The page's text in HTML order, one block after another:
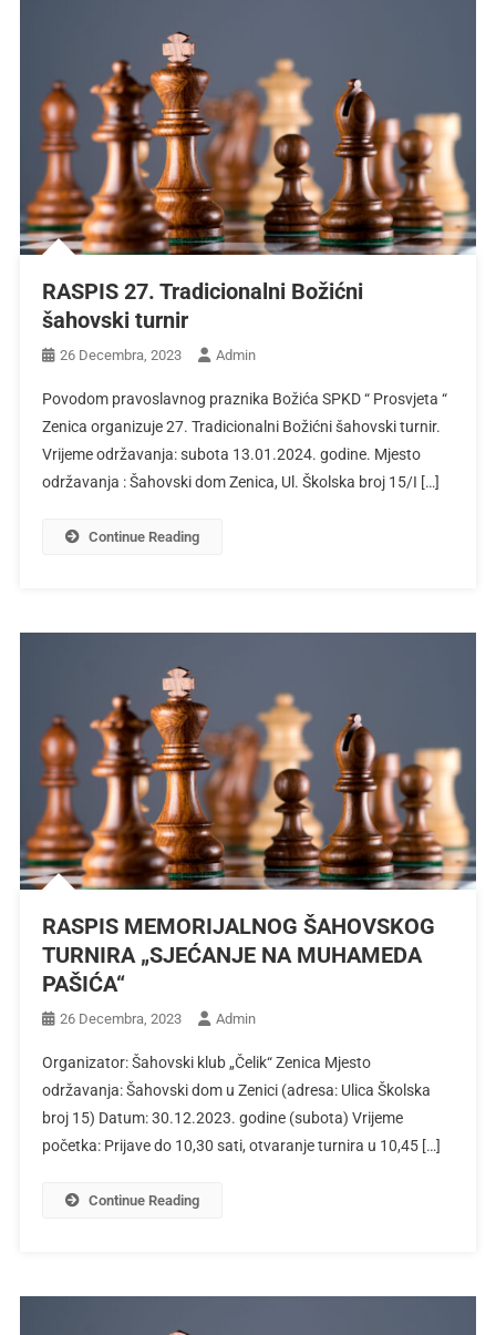
RASPIS 27. Tradicionalni Božićni
šahovski turnir
26 Decembra, 2023 Admin
Povodom pravoslavnog praznika Božića SPKD “ Prosvjeta “
Zenica organizuje 27. Tradicionalni Božićni šahovski turnir.
Vrijeme održavanja: subota 13.01.2024. godine. Mjesto
održavanja : Šahovski dom Zenica, Ul. Školska broj 15/I […]
Continue Reading
RASPIS MEMORIJALNOG ŠAHOVSKOG
TURNIRA „SJEĆANJE NA MUHAMEDA
PAŠIĆA“
26 Decembra, 2023 Admin
Organizator: Šahovski klub „Čelik“ Zenica Mjesto
održavanja: Šahovski dom u Zenici (adresa: Ulica Školska
broj 15) Datum: 30.12.2023. godine (subota) Vrijeme
početka: Prijave do 10,30 sati, otvaranje turnira u 10,45 […]
Continue Reading